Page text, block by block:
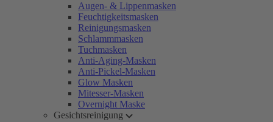
Augen- & Lippenmasken
Feuchtigkeitsmasken
Reinigungsmasken
Schlammmasken
Tuchmasken
Anti-Aging-Masken
Anti-Pickel-Masken
Glow Masken
Mitesser-Masken
Overnight Maske
Gesichtsreinigung